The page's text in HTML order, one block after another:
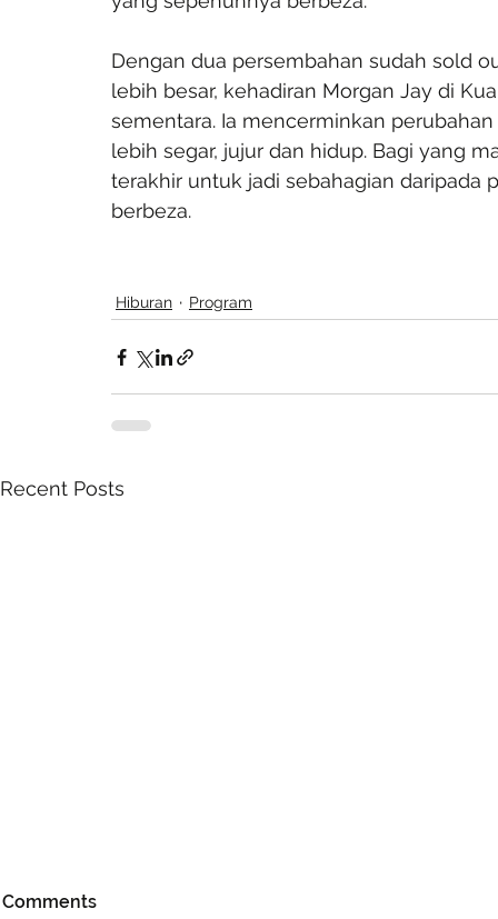
Dengan dua persembahan sudah sold
lebih besar, kehadiran Morgan Jay di
sementara. Ia mencerminkan
lebih segar, jujur dan hidup. Bagi yang
terakhir untuk jadi sebahagian
berbeza.
Hiburan Program
Recent Posts
Comments